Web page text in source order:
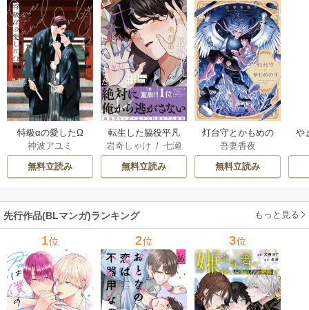
特級αの愛したΩ
神波アユミ
無料立読み
転生した脇役平凡
な僕は、美形第二
王子をヤンデレに
してしまった【シ
岩奇しゃけ /七瀬
おむ
無料立読み
灯台守とかもめの
子
吾妻香夜
無料立読み
や
先行作品(BLマンガ)ランキング もっと見る
1位 2位 3位